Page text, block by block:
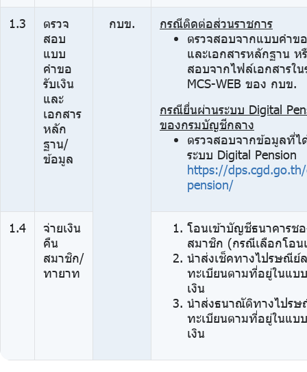
1.3
ตรวจ
สอบ
แบบ
คำขอ
รับเงิน
และ
เอกสาร
หลัก
ฐาน/
ข้อมูล
กบข.
กรณีติดต่อส่วนราชการ
ตรวจสอบจากแบบคำข
และเอกสารหลักฐาน ห
สอบจากไฟล์เอกสารใน
MCS-WEB ของ กบข.
กรณียื่นผ่านระบบ Digital
ของกรมบัญชีกลาง
ตรวจสอบจากข้อมูลที่ไ
ระบบ Digital Pension
https://
pension/
1.4
จ่ายเงิน
คืน
สมาชิก/
ทายาท
โอนเข้าบัญชีธนาคารช
สมาชิก (กรณีเลือกโอน
นำส่งเช็คทางไปรษณีย์
ทะเบียนตามที่อยู่ในแบ
เงิน
นำส่งธนาณัติทางไปรษ
ทะเบียนตามที่อยู่ในแบ
เงิน